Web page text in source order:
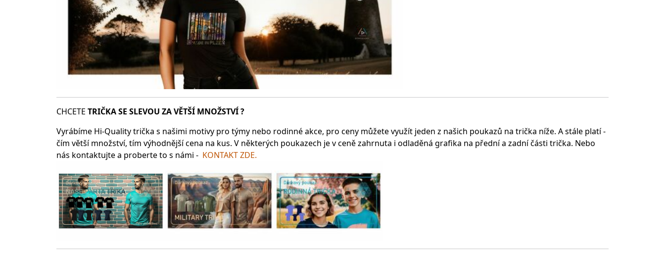
CHCETE TRIČKA SE SLEVOU ZA VĚTŠÍ MNOŽSTVÍ ?
Vyrábíme Hi-Quality trička s našimi motivy pro týmy nebo rodinné akce, pro ceny můžete využít jeden z našich poukazů na trička níže. A stále platí -
čím větší množství, tím výhodnější cena na kus. V některých poukazech je v ceně zahrnuta i odladěná grafika na přední a zadní části trička. Nebo
nás kontaktujte a proberte to s námi - KONTAKT ZDE.